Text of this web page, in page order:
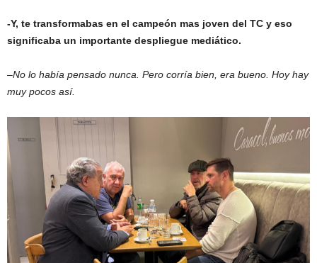
-Y, te transformabas en el campeón mas joven del TC y eso
significaba un importante despliegue mediático.
–No lo había pensado nunca. Pero corría bien, era bueno. Hoy hay
muy pocos así.